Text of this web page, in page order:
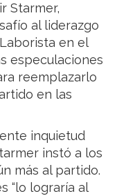
Starmer,
al liderazgo
en el
especulaciones
reemplazarlo
en las
inquietud
instó a los
más al partido.
“lo lograría al